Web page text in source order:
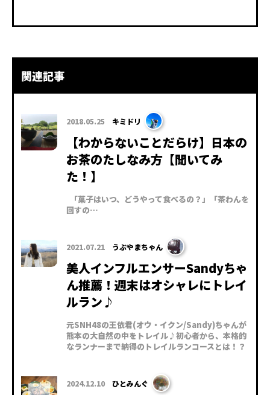
関連記事
2018.05.25 キミドリ
【わからないことだらけ】日本の
お茶のたしなみ方【聞いてみ
た！】
「菓子はいつ、どうやって食べるの？」「茶わんを
回すの…
2021.07.21 うぶやまちゃん
美人インフルエンサーSandyちゃ
ん推薦！週末はオシャレにトレイ
ルラン♪
元SNH48の王依君(オウ・イクン/Sandy)ちゃんが
熊本の大自然の中をトレイル♪初心者から、本格的
なランナーまで納得のトレイルランコースとは！？
2024.12.10 ひとみんぐ